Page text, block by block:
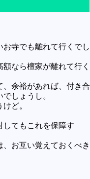
お寺でも離れて行くでし
なら檀家が離れて行く
、余裕があれば、付き合
しょうし。
ど。
してもこれを保障す
お互い覚えておくべき